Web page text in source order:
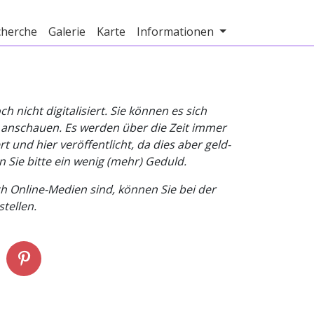
Galerie Karte Informationen
nicht digitalisiert. Sie können es sich
Es werden über die Zeit immer
und hier veröffentlicht, da dies aber geld-
Sie bitte ein wenig (mehr) Geduld.
Online-Medien sind, können Sie bei der